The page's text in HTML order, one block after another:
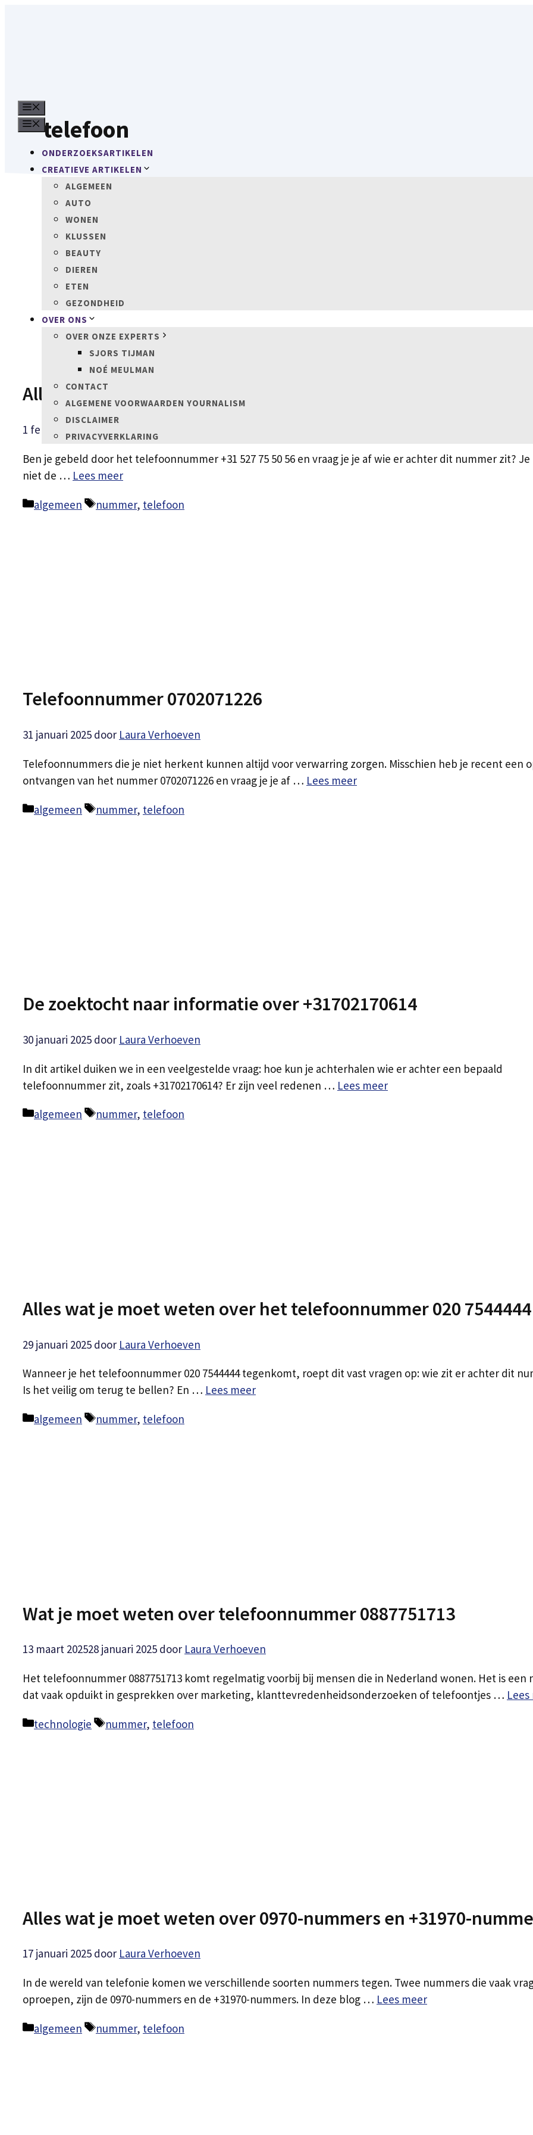
MENU
ONDERZOEKSARTIKELEN
CREATIEVE ARTIKELEN
ALGEMEEN
AUTO
WONEN
KLUSSEN
BEAUTY
DIEREN
ETEN
GEZONDHEID
OVER ONS
OVER ONZE EXPERTS
SJORS TIJMAN
NOÉ MEULMAN
CONTACT
ALGEMENE VOORWAARDEN YOURNALISM
DISCLAIMER
PRIVACYVERKLARING
telefoon
Alles wat je moet weten over het telefoonnummer +31 527 75 50
1 februari 2025
Ben je gebeld door het telefoonnummer +31 527 75 50 56 en vraag je je af wie er achter dit nummer zit?
niet de … Lees meer
Categorieën
algemeen Tags
nummer, telefoon
Telefoonnummer 0702071226
31 januari 2025 door Laura Verhoeven
Telefoonnummers die je niet herkent kunnen altijd voor verwarring zorgen. Misschien heb je recent een
ontvangen van het nummer 0702071226 en vraag je je af … Lees meer
Categorieën
algemeen Tags
nummer, telefoon
De zoektocht naar informatie over +31702170614
30 januari 2025 door Laura Verhoeven
In dit artikel duiken we in een veelgestelde vraag: hoe kun je achterhalen wie er achter een bepaald
telefoonnummer zit, zoals +31702170614? Er zijn veel redenen … Lees meer
Categorieën
algemeen Tags
nummer, telefoon
Alles wat je moet weten over het telefoonnummer 020 7544444
29 januari 2025 door Laura Verhoeven
Wanneer je het telefoonnummer 020 7544444 tegenkomt, roept dit vast vragen op: wie zit er achter dit
Is het veilig om terug te bellen? En … Lees meer
Categorieën
algemeen Tags
nummer, telefoon
Wat je moet weten over telefoonnummer 0887751713
13 maart 202528 januari 2025 door Laura Verhoeven
Het telefoonnummer 0887751713 komt regelmatig voorbij bij mensen die in Nederland wonen. Het is een
dat vaak opduikt in gesprekken over marketing, klanttevredenheidsonderzoeken of telefoontjes …
Categorieën
technologie Tags
nummer, telefoon
Alles wat je moet weten over 0970-nummers en +31970-
17 januari 2025 door Laura Verhoeven
In de wereld van telefonie komen we verschillende soorten nummers tegen. Twee nummers die vaak
oproepen, zijn de 0970-nummers en de +31970-nummers. In deze blog … Lees meer
Categorieën
algemeen Tags
nummer, telefoon